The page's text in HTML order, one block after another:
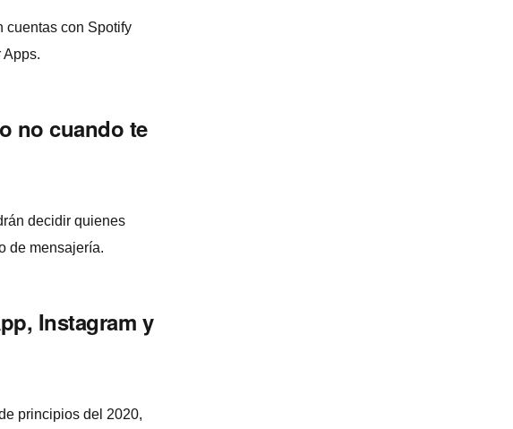
cuentas con Spotify
Apps.
no cuando te
decidir quienes
de mensajerí­a.
Instagram y
principios del 2020,